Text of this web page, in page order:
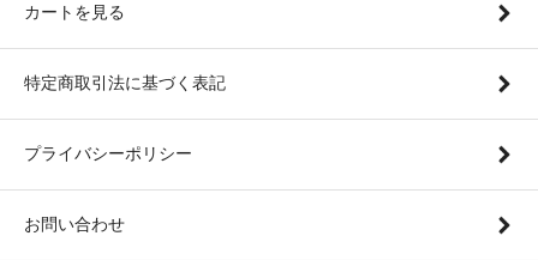
カートを見る
特定商取引法に基づく表記
プライバシーポリシー
お問い合わせ